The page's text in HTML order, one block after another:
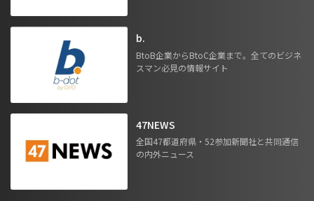
b.
BtoB企業からBtoC企業まで。全てのビジネ
スマン必見の情報サイト
47NEWS
全国47都道府県・52参加新聞社と共同通信
の内外ニュース